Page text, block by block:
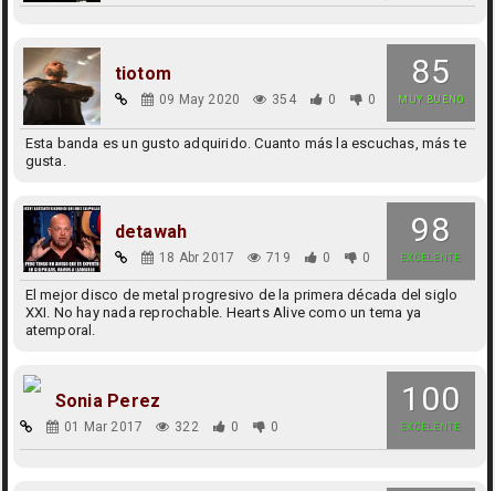
85
MUY BUENO
tiotom
09 May 2020 354 0 0
Esta banda es un gusto adquirido. Cuanto más la escuchas, más te
gusta.
98
EXCELENTE
detawah
18 Abr 2017 719 0 0
El mejor disco de metal progresivo de la primera década del siglo
XXI. No hay nada reprochable. Hearts Alive como un tema ya
atemporal.
100
EXCELENTE
Sonia Perez
01 Mar 2017 322 0 0